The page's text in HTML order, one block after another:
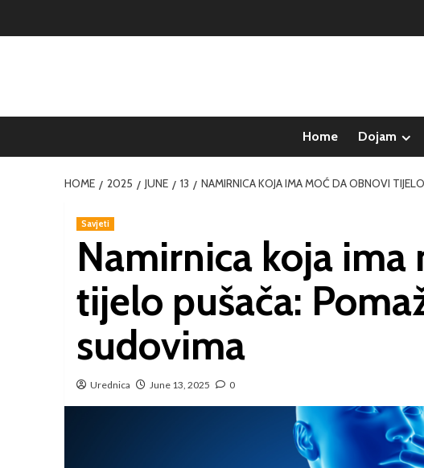
Home Dojam
HOME 2025 JUNE 13 NAMIRNICA KOJA IMA MOĆ DA OBNOVI
Savjeti
Namirnica koja ima
tijelo pušača:
sudovima
Urednica June 13, 2025 0